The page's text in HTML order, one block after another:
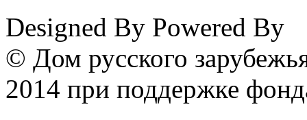
Designed By Powered By
© Дом русского
2014 при поддержке